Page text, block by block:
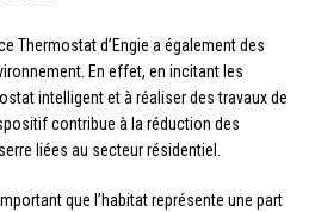
Thermostat d’Engie a également des
En effet, en incitant les
intelligent et à réaliser des travaux de
contribue à la réduction des
liées au secteur résidentiel.
que l’habitat représente une part